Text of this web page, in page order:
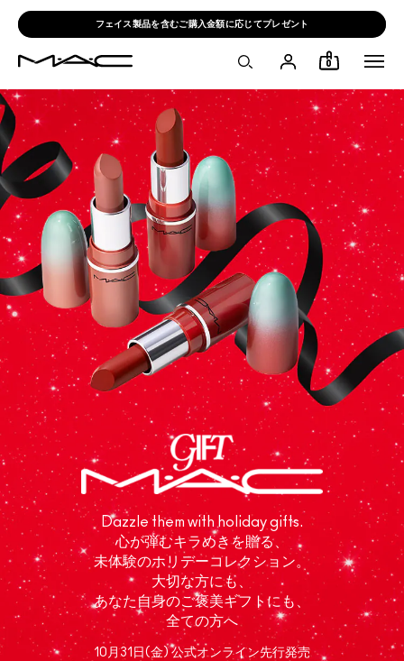
フェイス製品を含むご購入金額に応じてプレゼント
0
Dazzle them with holiday gifts.
心が弾むキラめきを贈る、
未体験のホリデーコレクション。
大切な方にも、
あなた自身のご褒美ギフトにも、
全ての方へ
10月31日(金) 公式オンライン先行発売